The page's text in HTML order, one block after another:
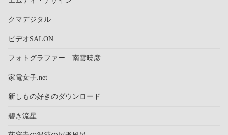
クマデジタル
ビデオSALON
フォトグラファー 南雲暁彦
家電女子.net
新しもの好きのダウンロード
碧き流星